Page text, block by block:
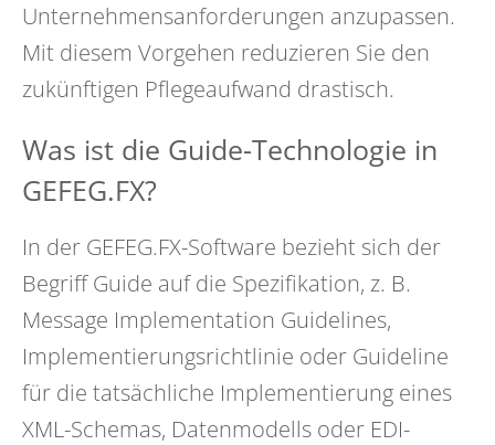
Unternehmensanforderungen anzupassen.
Mit diesem Vorgehen reduzieren Sie den
zukünftigen Pflegeaufwand drastisch.
Was ist die Guide-Technologie in
GEFEG.FX?
In der GEFEG.FX-Software bezieht sich der
Begriff Guide auf die Spezifikation, z. B.
Message Implementation Guidelines,
Implementierungsrichtlinie oder Guideline
für die tatsächliche Implementierung eines
XML-Schemas, Datenmodells oder EDI-